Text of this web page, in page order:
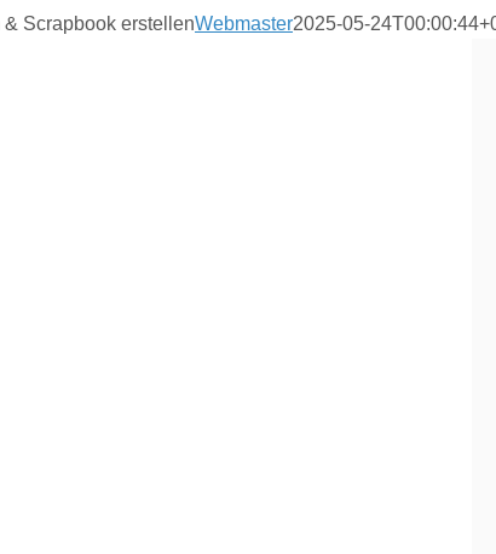
& Scrapbook erstellenWebmaster2025-05-